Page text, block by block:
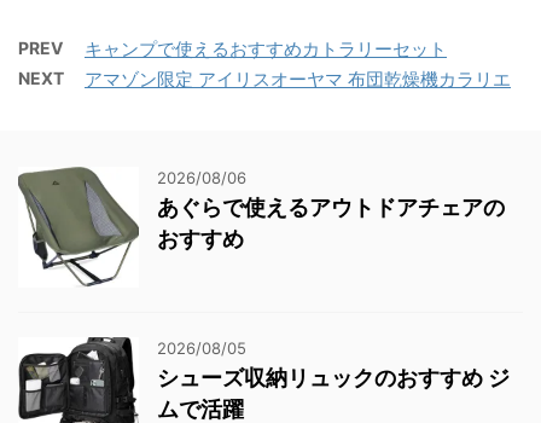
PREV キャンプで使えるおすすめカトラリーセット
NEXT アマゾン限定 アイリスオーヤマ 布団乾燥機カラリエ
2026/08/06
あぐらで使えるアウトドアチェアの
おすすめ
2026/08/05
シューズ収納リュックのおすすめ ジ
ムで活躍